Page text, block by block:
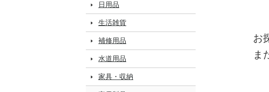
日用品
生活雑貨
補修用品
水道用品
家具・収納
お
ま